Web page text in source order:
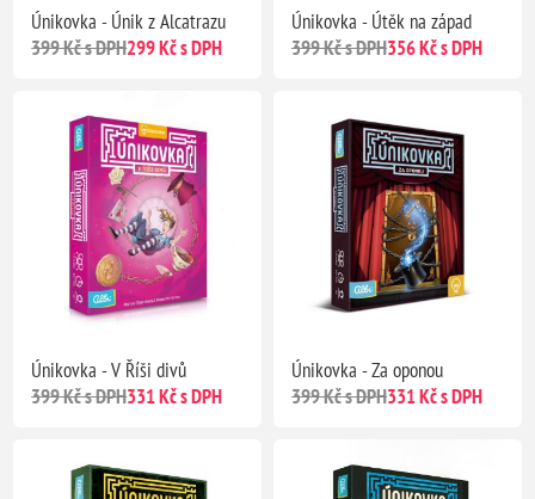
Únikovka - Únik z Alcatrazu
399 Kč s DPH299 Kč s DPH
Únikovka - Útěk na západ
399 Kč s DPH356 Kč s DPH
Únikovka - V Říši divů
399 Kč s DPH331 Kč s DPH
Únikovka - Za oponou
399 Kč s DPH331 Kč s DPH